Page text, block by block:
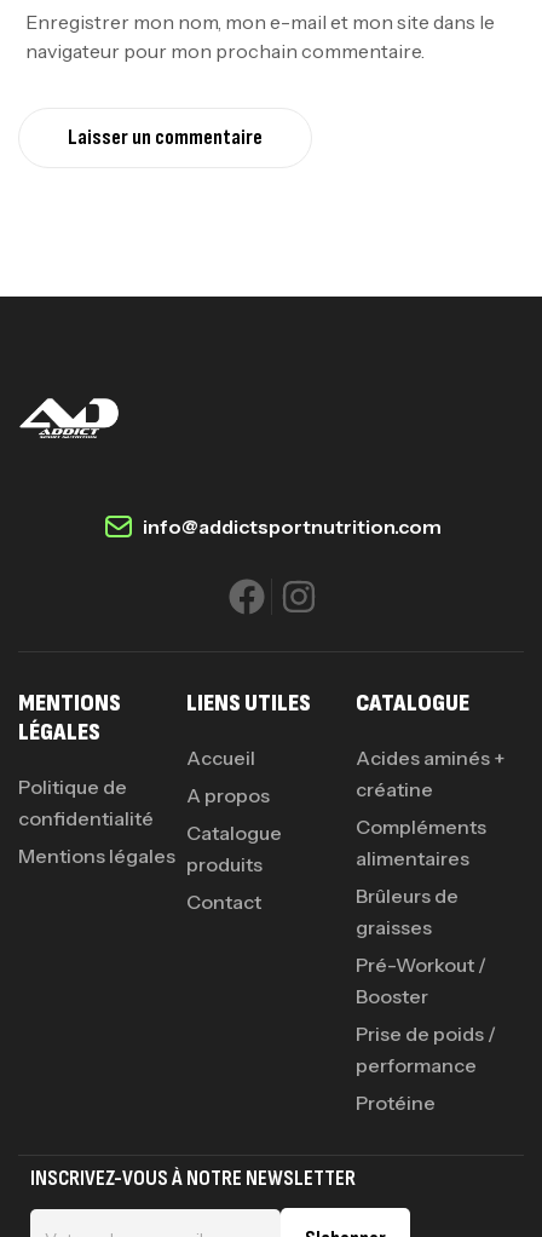
Enregistrer mon nom, mon e-mail et mon site dans le
navigateur pour mon prochain commentaire.
Laisser un commentaire
info@addictsportnutrition.com
INSCRIVEZ-VOUS À NOTRE NEWSLETTER
MENTIONS
LÉGALES
Politique de
confidentialité
Mentions légales
LIENS UTILES
Accueil
A propos
Catalogue
produits
Contact
CATALOGUE
Acides aminés +
créatine
Compléments
alimentaires
Brûleurs de
graisses
Pré-Workout /
Booster
Prise de poids /
performance
Protéine